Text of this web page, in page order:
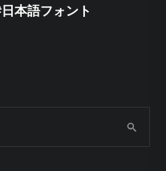
日本語フォント